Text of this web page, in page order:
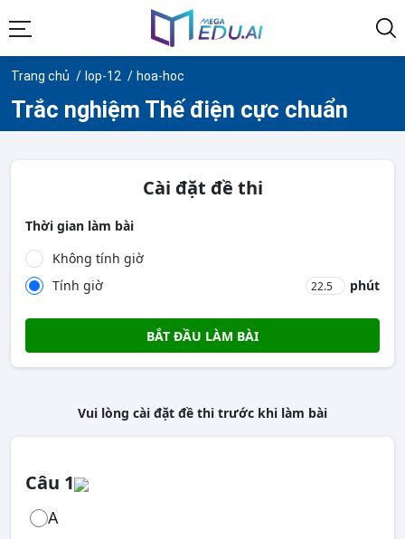
Trang chủ lop-12 hoa-hoc
Trắc nghiệm Thế điện cực chuẩn
Cài đặt đề thi
Thời gian làm bài
Không tính giờ
Tính giờ
phút
BẮT ĐẦU LÀM BÀI
Vui lòng cài đặt đề thi trước khi làm bài
Câu 1
A